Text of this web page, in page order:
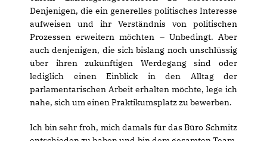
Denjenigen, die ein generelles politisches Interesse
aufweisen und ihr Verständnis von politischen
Prozessen erweitern möchten – Unbedingt. Aber
auch denjenigen, die sich bislang noch unschlüssig
über ihren zukünftigen Werdegang sind oder
lediglich einen Einblick in den Alltag der
parlamentarischen Arbeit erhalten möchte, lege ich
nahe, sich um einen Praktikumsplatz zu bewerben.
Ich bin sehr froh, mich damals für das Büro Schmitz